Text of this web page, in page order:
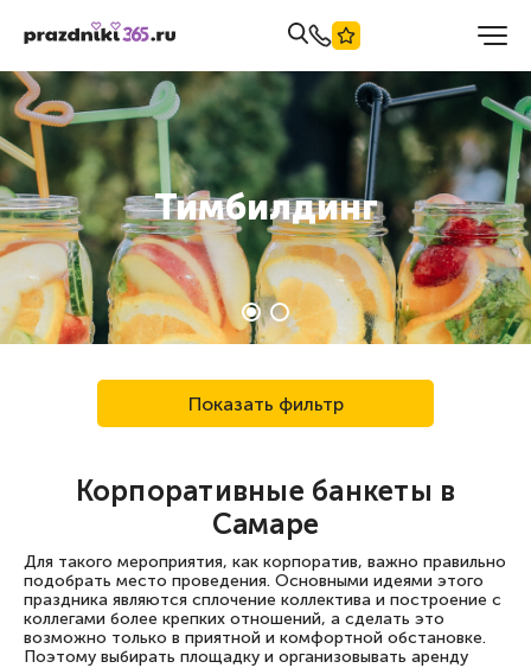
Тимбилдинг
Показать фильтр
Корпоративные банкеты в
Самаре
Для такого мероприятия, как корпоратив, важно правильно
подобрать место проведения. Основными идеями этого
праздника являются сплочение коллектива и построение с
коллегами более крепких отношений, а сделать это
возможно только в приятной и комфортной обстановке.
Поэтому выбирать площадку и организовывать аренду